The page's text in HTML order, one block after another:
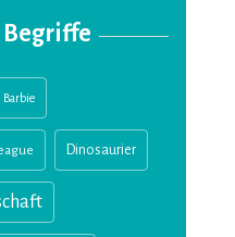
Begriffe
Barbie
Dinosaurier